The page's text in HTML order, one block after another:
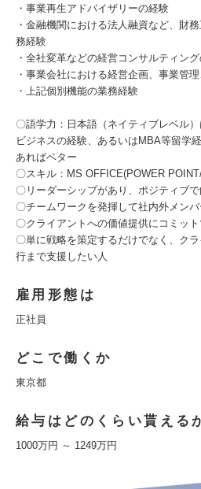
・事業再生アドバイザリーの経験
・金融機関における法人融資など、財
務経験
・全社変革などの経営コンサルティン
・事業会社における経営企画、事業管
・上記個別機能の業務経験
〇語学力：日本語（ネイティブレベル
ビジネスの経験、あるいはMBA等留学
あればベター
〇スキル：MS OFFICE(POWER
〇リーダーシップがあり、ポジティブ
〇チームワークを発揮して社内外メン
〇クライアントへの価値提供にコミット
〇単に戦略を策定するだけでなく、ク
行まで支援したい人
雇用形態は
正社員
どこで働くか
東京都
給与はどのくらい貰える
1000万円 ～ 1249万円